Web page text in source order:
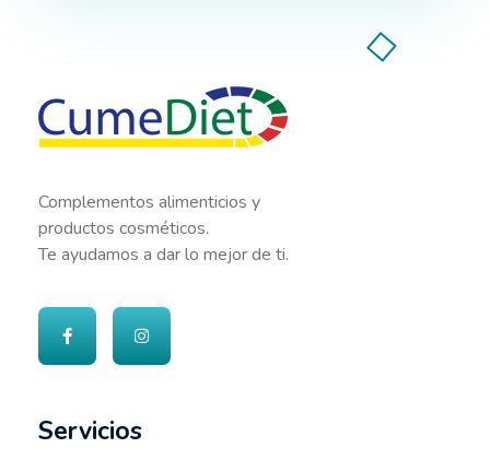
Complementos alimenticios y
productos cosméticos.
Te ayudamos a dar lo mejor de ti.
Servicios